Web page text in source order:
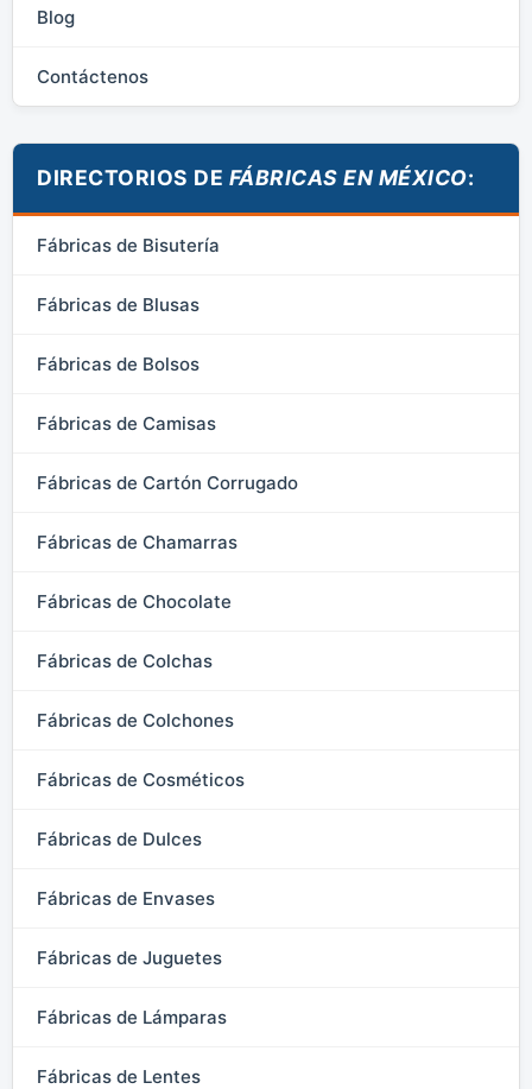
Blog
Contáctenos
DIRECTORIOS DE FÁBRICAS EN MÉXICO:
Fábricas de Bisutería
Fábricas de Blusas
Fábricas de Bolsos
Fábricas de Camisas
Fábricas de Cartón Corrugado
Fábricas de Chamarras
Fábricas de Chocolate
Fábricas de Colchas
Fábricas de Colchones
Fábricas de Cosméticos
Fábricas de Dulces
Fábricas de Envases
Fábricas de Juguetes
Fábricas de Lámparas
Fábricas de Lentes